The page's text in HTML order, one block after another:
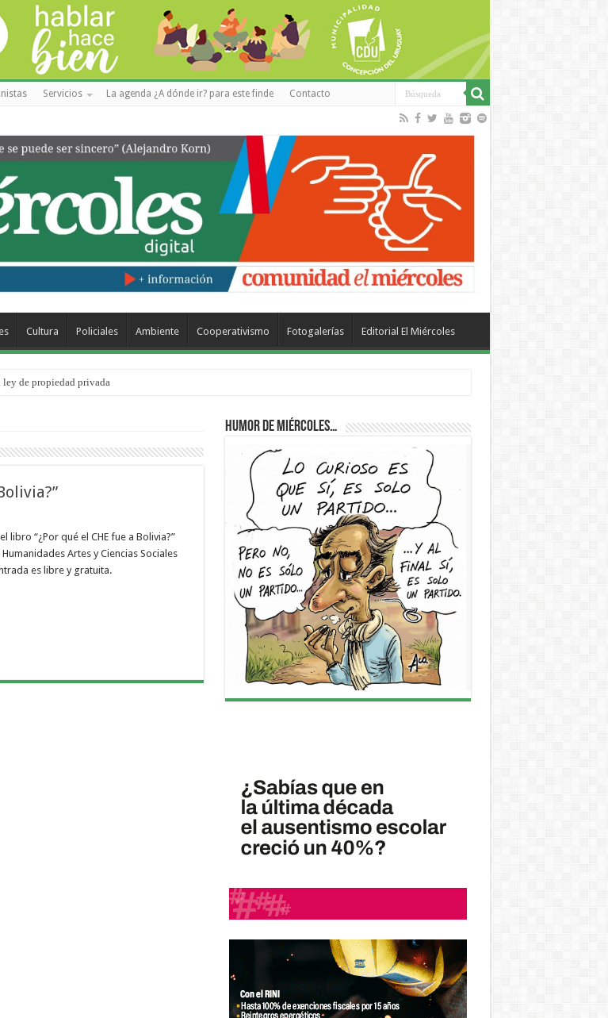
Servicios La agenda ¿A dónde ir? para este finde Contacto
Cultura Policiales Ambiente Cooperativismo Fotogalerías Editorial El Miércoles
de propiedad privada
niñas y adolescentes que esperan una familia tiene CUD
libro “¿Por qué el CHE fue a Bolivia?”
Artes y Ciencias Sociales
es libre y gratuita.
Humor de Miércoles…